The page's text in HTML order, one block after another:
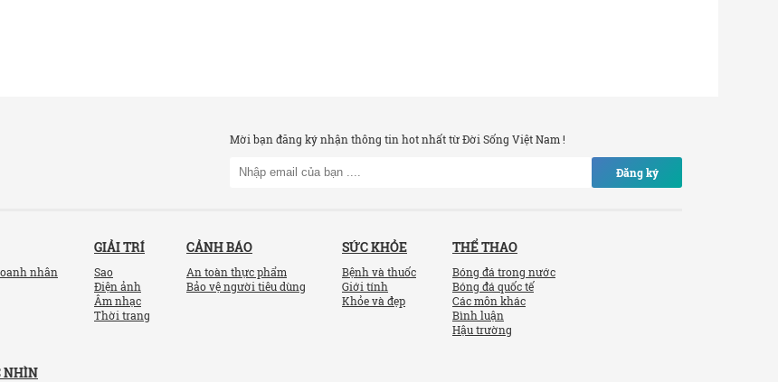
Mời bạn đăng ký nhận thông tin hot nhất từ Đời Sống Việt Nam !
Đăng ký
nhân
GIẢI TRÍ
Sao
Điện ảnh
Âm nhạc
Thời trang
CẢNH BÁO
An toàn thực phẩm
Bảo vệ người tiêu dùng
SỨC KHỎE
Bệnh và thuốc
Giới tính
Khỏe và đẹp
THỂ THAO
Bóng đá trong nước
Bóng đá quốc tế
Các môn khác
Bình luận
Hậu trường
NHÌN